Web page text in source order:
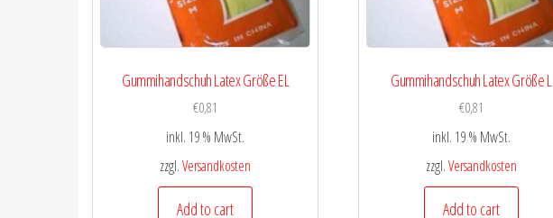
Gummihandschuh Latex Größe EL
€0,81
inkl. 19 % MwSt.
zzgl.Versandkosten
Add to cart
Gummihandschuh Latex Größe L
€0,81
inkl. 19 % MwSt.
zzgl.Versandkosten
Add to cart